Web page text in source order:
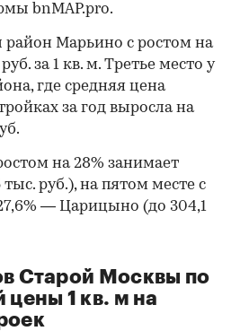
bnMAP.pro.
район Марьино с ростом на
за 1 кв. м. Третье место у
где средняя цена
за год выросла на
на 28% занимает
руб.), на пятом месте с
— Царицыно (до 304,1
Старой Москвы по
цены 1 кв. м на